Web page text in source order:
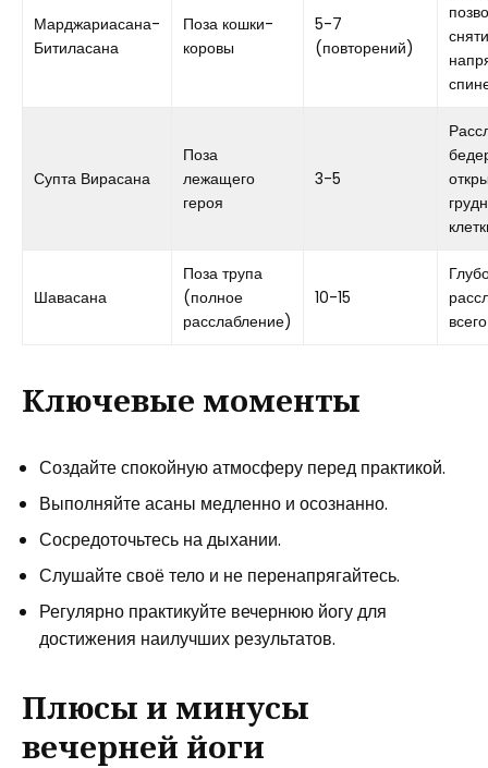
Марджариасана-
Битиласана
Поза кошки-
коровы
5-7
(повторений)
Супта Вирасана
Поза
лежащего
героя
3-5
Шавасана
Поза трупа
(полное
расслабление)
10-15
Ключевые моменты
Создайте спокойную атмосферу перед практикой.
Выполняйте асаны медленно и осознанно.
Сосредоточьтесь на дыхании.
Слушайте своё тело и не перенапрягайтесь.
Регулярно практикуйте вечернюю йогу для
достижения наилучших результатов.
Плюсы и минусы
вечерней йоги